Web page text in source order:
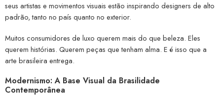
seus artistas e movimentos visuais estão inspirando designers de alto
padrão, tanto no país quanto no exterior.
Muitos consumidores de luxo querem mais do que beleza. Eles
querem histórias. Querem peças que tenham alma. E é isso que a
arte brasileira entrega.
Modernismo: A Base Visual da Brasilidade
Contemporânea